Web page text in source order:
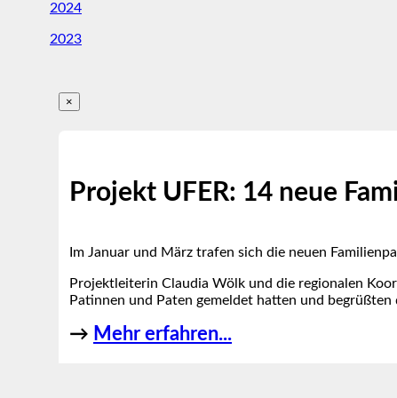
2024
2023
×
Projekt UFER: 14 neue
Im Januar und März trafen sich die neuen
Projektleiterin Claudia Wölk und die regionalen
Patinnen und Paten gemeldet hatten und
→ Mehr erfahren...